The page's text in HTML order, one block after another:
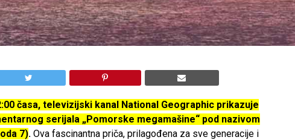
časa, televizijski kanal National Geographic prikazuje
serijala „Pomorske megamašine“ pod nazivom
7). Ova fascinantna priča, prilagođena za sve generacije i